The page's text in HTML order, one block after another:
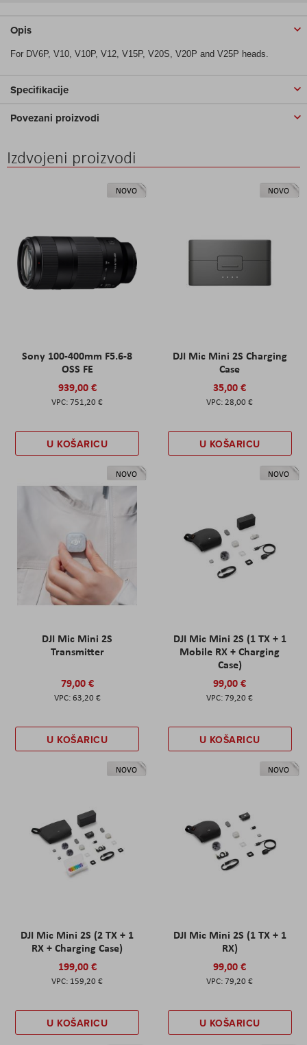
Opis
For DV6P, V10, V10P, V12, V15P, V20S, V20P and V25P heads.
Specifikacije
Povezani proizvodi
Izdvojeni proizvodi
NOVO
Sony 100-400mm F5.6-8
OSS FE
939,00 €
751,20 €
U KOŠARICU
NOVO
DJI Mic Mini 2S Charging
Case
35,00 €
28,00 €
U KOŠARICU
NOVO
DJI Mic Mini 2S
Transmitter
79,00 €
63,20 €
U KOŠARICU
NOVO
DJI Mic Mini 2S (1 TX + 1
Mobile RX + Charging
Case)
99,00 €
79,20 €
U KOŠARICU
NOVO
DJI Mic Mini 2S (2 TX + 1
RX + Charging Case)
199,00 €
159,20 €
U KOŠARICU
NOVO
DJI Mic Mini 2S (1 TX + 1
RX)
99,00 €
79,20 €
U KOŠARICU